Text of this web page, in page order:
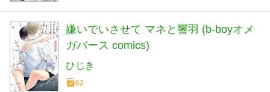
嫌いでいさせて マネと響羽 (b-boyオメ
ガバース comics)
ひじき
62